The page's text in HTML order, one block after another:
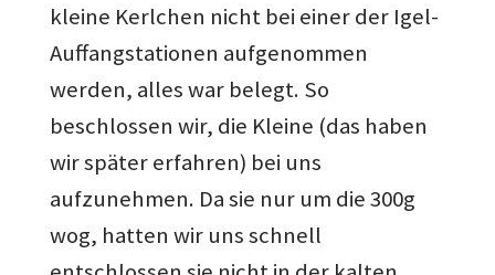
kleine Kerlchen nicht bei einer der Igel-
Auffangstationen aufgenommen
werden, alles war belegt. So
beschlossen wir, die Kleine (das haben
wir später erfahren) bei uns
aufzunehmen. Da sie nur um die 300g
wog, hatten wir uns schnell